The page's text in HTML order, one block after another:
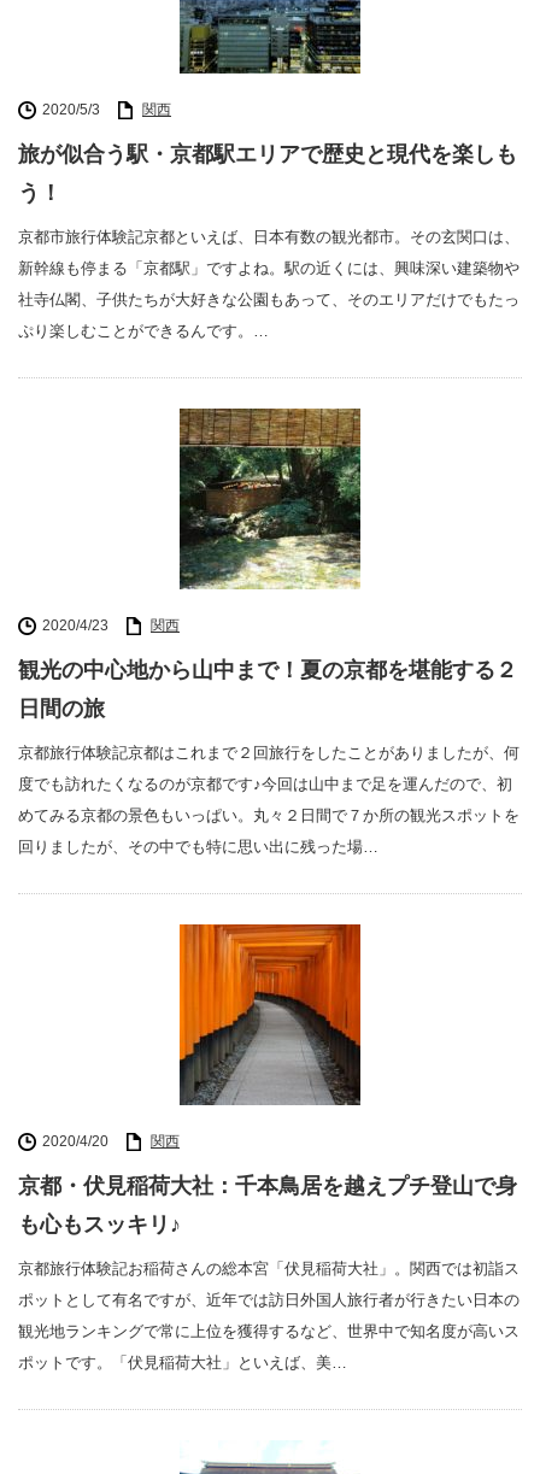
2020/5/3 関西
旅が似合う駅・京都駅エリアで歴史と現代を楽しも
う！
京都市旅行体験記京都といえば、日本有数の観光都市。その玄関口は、
新幹線も停まる「京都駅」ですよね。駅の近くには、興味深い建築物や
社寺仏閣、子供たちが大好きな公園もあって、そのエリアだけでもたっ
ぷり楽しむことができるんです。…
2020/4/23 関西
観光の中心地から山中まで！夏の京都を堪能する２
日間の旅
京都旅行体験記京都はこれまで２回旅行をしたことがありましたが、何
度でも訪れたくなるのが京都です♪今回は山中まで足を運んだので、初
めてみる京都の景色もいっぱい。丸々２日間で７か所の観光スポットを
回りましたが、その中でも特に思い出に残った場…
2020/4/20 関西
京都・伏見稲荷大社：千本鳥居を越えプチ登山で身
も心もスッキリ♪
京都旅行体験記お稲荷さんの総本宮「伏見稲荷大社」。関西では初詣ス
ポットとして有名ですが、近年では訪日外国人旅行者が行きたい日本の
観光地ランキングで常に上位を獲得するなど、世界中で知名度が高いス
ポットです。「伏見稲荷大社」といえば、美…